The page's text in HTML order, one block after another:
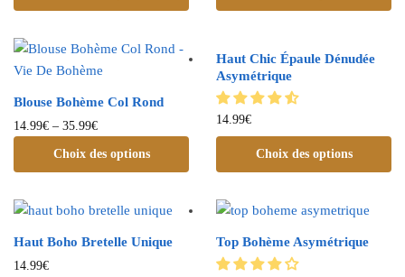
Blouse Bohème Col Rond
14.99€ – 35.99€
Choix des options
Haut Chic Épaule Dénudée
Asymétrique
14.99€
Choix des options
Haut Boho Bretelle Unique
14.99€
Top Bohème Asymétrique